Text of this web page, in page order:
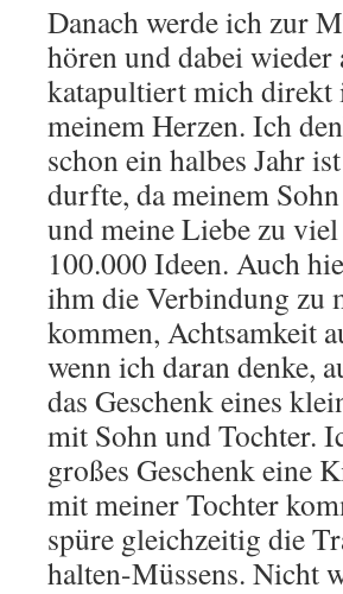
Danach werde ich zur
hören und dabei
katapultiert mich direkt
meinem Herzen. Ich
schon ein halbes Jahr
durfte, da meinem
und meine Liebe zu
100.000 Ideen. Auch
ihm die Verbindung zu
kommen, Achtsamkeit
wenn ich daran denke,
das Geschenk eines
mit Sohn und Tochter.
großes Geschenk eine
mit meiner Tochter
spüre gleichzeitig die
halten-Müssens. Nicht